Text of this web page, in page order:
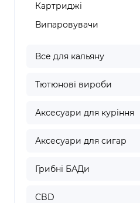
Картриджі
Випаровувачи
Все для кальяну
Тютюнові вироби
Аксесуари для куріння
Аксесуари для сигар
Грибні БАДи
CBD